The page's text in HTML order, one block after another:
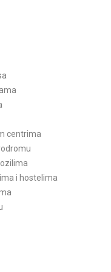
centrima
i hostelima